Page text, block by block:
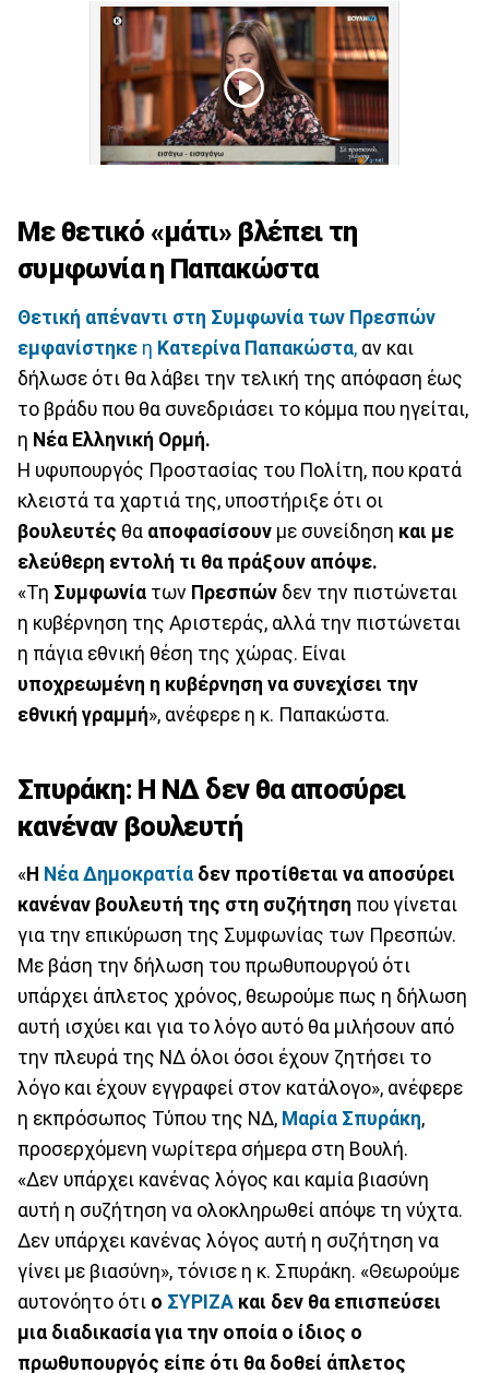
Με θετικό «μάτι» βλέπει τη
συμφωνία η Παπακώστα
Θετική απέναντι στη Συμφωνία των Πρεσπών
εμφανίστηκε η Κατερίνα Παπακώστα, αν και
δήλωσε ότι θα λάβει την τελική της απόφαση έως
το βράδυ που θα συνεδριάσει το κόμμα που ηγείται,
η Νέα Ελληνική Ορμή.
Η υφυπουργός Προστασίας του Πολίτη, που κρατά
κλειστά τα χαρτιά της, υποστήριξε ότι οι
βουλευτές θα αποφασίσουν με συνείδηση και με
ελεύθερη εντολή τι θα πράξουν απόψε.
«Τη Συμφωνία των Πρεσπών δεν την πιστώνεται
η κυβέρνηση της Αριστεράς, αλλά την πιστώνεται
η πάγια εθνική θέση της χώρας. Είναι
υποχρεωμένη η κυβέρνηση να συνεχίσει την
εθνική γραμμή», ανέφερε η κ. Παπακώστα.
Σπυράκη: Η ΝΔ δεν θα αποσύρει
κανέναν βουλευτή
«Η Νέα Δημοκρατία δεν προτίθεται να αποσύρει
κανέναν βουλευτή της στη συζήτηση που γίνεται
για την επικύρωση της Συμφωνίας των Πρεσπών.
Με βάση την δήλωση του πρωθυπουργού ότι
υπάρχει άπλετος χρόνος, θεωρούμε πως η δήλωση
αυτή ισχύει και για το λόγο αυτό θα μιλήσουν από
την πλευρά της ΝΔ όλοι όσοι έχουν ζητήσει το
λόγο και έχουν εγγραφεί στον κατάλογο», ανέφερε
η εκπρόσωπος Τύπου της ΝΔ, Μαρία Σπυράκη,
προσερχόμενη νωρίτερα σήμερα στη Βουλή.
«Δεν υπάρχει κανένας λόγος και καμία βιασύνη
αυτή η συζήτηση να ολοκληρωθεί απόψε τη νύχτα.
Δεν υπάρχει κανένας λόγος αυτή η συζήτηση να
γίνει με βιασύνη», τόνισε η κ. Σπυράκη. «Θεωρούμε
αυτονόητο ότι ο ΣΥΡΙΖΑ και δεν θα επισπεύσει
μια διαδικασία για την οποία ο ίδιος ο
πρωθυπουργός είπε ότι θα δοθεί άπλετος